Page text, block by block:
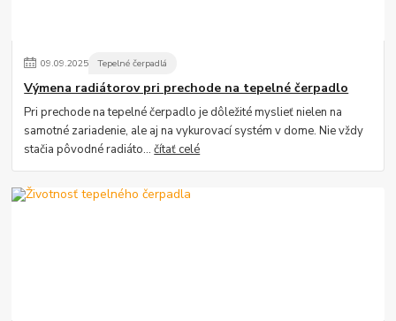
09.09.2025 Tepelné čerpadlá
Výmena radiátorov pri prechode na tepelné čerpadlo
Pri prechode na tepelné čerpadlo je dôležité myslieť nielen na
samotné zariadenie, ale aj na vykurovací systém v dome. Nie vždy
stačia pôvodné radiáto...čítať celé